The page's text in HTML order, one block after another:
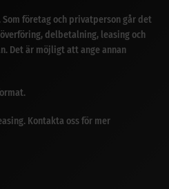
företag och privatperson går det
delbetalning, leasing och
Det är möjligt att ange annan
Kontakta oss för mer